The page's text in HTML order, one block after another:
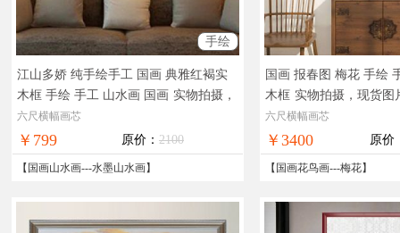
手绘
江山多娇 纯手绘手工 国画 典雅红褐实
木框 手绘 手工 山水画 国画 实物拍摄，
现货图片，在线支付，全国免邮
六尺横幅画芯
￥799 原价： 2100
【 国画山水画---水墨山水画】
国画 报春图 梅花 手绘
木框 实物拍摄，现货图
全国免邮
六尺横幅画芯
￥3400 原价
【 国画花鸟画---梅花】